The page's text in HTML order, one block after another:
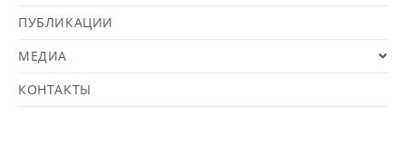
ПУБЛИКАЦИИ
МЕДИА
КОНТАКТЫ